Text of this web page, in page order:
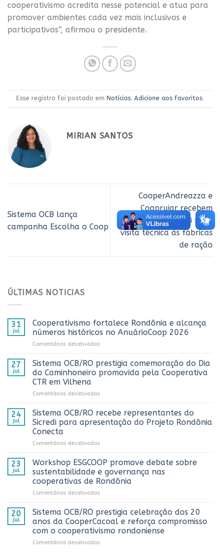
cooperativismo acredita nesse potencial e atua para
promover ambientes cada vez mais inclusivos e
participativos”, afirmou o presidente.
Esse registro foi postado em Notícias. Adicione aos favoritos.
MIRIAN SANTOS
Sistema OCB lança
campanha Escolha o Coop
CooperAndreazza e
Coaprujar recebem
comitiva de Cabixi para
visita técnica às fábricas
de ração
ÚLTIMAS NOTICIAS
31
jul
Cooperativismo fortalece Rondônia e alcança
números históricos no AnuárioCoop 2026
Comentários desativados
fortalece
Rondônia
e
no
AnuárioCoop
2026
27
jul
Sistema OCB/RO prestigia comemoração do Dia
do Caminhoneiro promovida pela Cooperativa
CTR em Vilhena
Comentários desativados
OCB/RO
prestigia
comemoração
Caminhoneiro
promovida
pela
Cooperativa
Vilhena
24
jul
Sistema OCB/RO recebe representantes do
Sicredi para apresentação do Projeto Rondônia
Conecta
Comentários desativados
OCB/RO
recebe
representantes
do
apresentação
Projeto
Rondônia
23
jul
Workshop ESGCOOP promove debate sobre
sustentabilidade e governança nas
cooperativas de Rondônia
Comentários desativados
ESGCOOP
promove
debate
sobre
20
jul
Sistema OCB/RO prestigia celebração dos 20
anos da CooperCacoal e reforça compromisso
com o cooperativismo rondoniense
Comentários desativados